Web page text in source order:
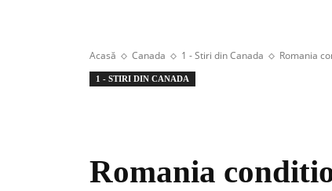
Acasă Canada 1 - Stiri din Canada Romania
1 - STIRI DIN CANADA
Romania